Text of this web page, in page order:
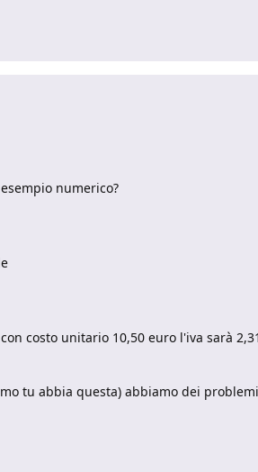
numerico?
costo unitario 10,50 euro l'iva sarà
tu abbia questa) abbiamo dei